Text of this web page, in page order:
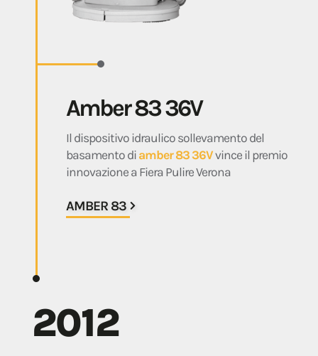
Amber 83 36V
Il dispositivo idraulico sollevamento del
basamento di amber 83 36Vvince il premio
innovazione a Fiera Pulire Verona
AMBER 83
2012